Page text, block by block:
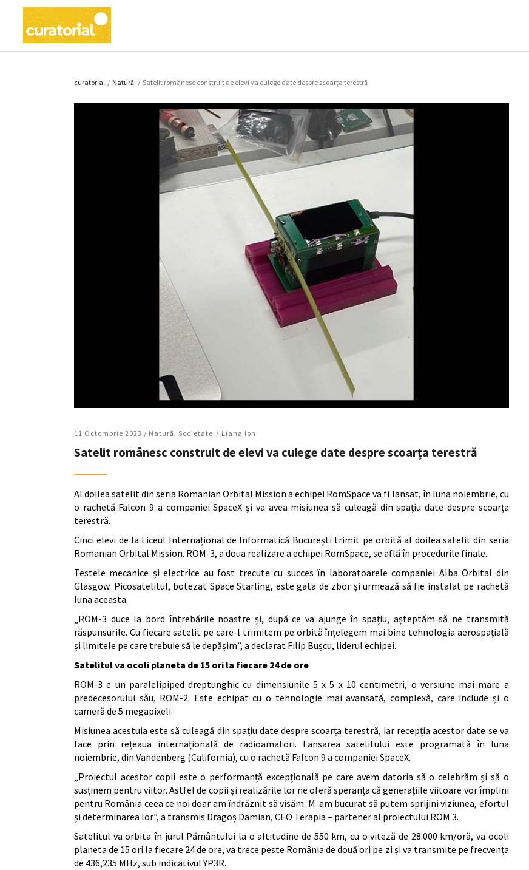
curatorial / Natură / Satelit românesc construit de elevi va culege date despre scoarța terestră
11 Octombrie 2023 / Natură, Societate Liana Ion
Satelit românesc construit de elevi va culege date despre scoarța terestră
Al doilea satelit din seria Romanian Orbital Mission a echipei RomSpace va fi lansat, în luna noiembrie, cu
o rachetă Falcon 9 a companiei SpaceX și va avea misiunea să culeagă din spațiu date despre scoarța
terestră.
Cinci elevi de la Liceul Internațional de Informatică București trimit pe orbită al doilea satelit din seria
Romanian Orbital Mission. ROM-3, a doua realizare a echipei RomSpace, se află în procedurile finale.
Testele mecanice și electrice au fost trecute cu succes în laboratoarele companiei Alba Orbital din
Glasgow. Picosatelitul, botezat Space Starling, este gata de zbor și urmează să fie instalat pe rachetă
luna aceasta.
„ROM-3 duce la bord întrebările noastre și, după ce va ajunge în spațiu, așteptăm să ne transmită
răspunsurile. Cu fiecare satelit pe care-l trimitem pe orbită înțelegem mai bine tehnologia aerospațială
și limitele pe care trebuie să le depășim”, a declarat Filip Bușcu, liderul echipei.
Satelitul va ocoli planeta de 15 ori la fiecare 24 de ore
ROM-3 e un paralelipiped dreptunghic cu dimensiunile 5 x 5 x 10 centimetri, o versiune mai mare a
predecesorului său, ROM-2. Este echipat cu o tehnologie mai avansată, complexă, care include și o
cameră de 5 megapixeli.
Misiunea acestuia este să culeagă din spațiu date despre scoarța terestră, iar recepția acestor date se va
face prin rețeaua internațională de radioamatori. Lansarea satelitului este programată în luna
noiembrie, din Vandenberg (California), cu o rachetă Falcon 9 a companiei SpaceX.
„Proiectul acestor copii este o performanță excepțională pe care avem datoria să o celebrăm și să o
susținem pentru viitor. Astfel de copii și realizările lor ne oferă speranța că generațiile viitoare vor împlini
pentru România ceea ce noi doar am îndrăznit să visăm. M-am bucurat să putem sprijini viziunea, efortul
și determinarea lor”, a transmis Dragoș Damian, CEO Terapia – partener al proiectului ROM 3.
Satelitul va orbita în jurul Pământului la o altitudine de 550 km, cu o viteză de 28.000 km/oră, va ocoli
planeta de 15 ori la fiecare 24 de ore, va trece peste România de două ori pe zi și va transmite pe frecvența
de 436,235 MHz, sub indicativul YP3R.